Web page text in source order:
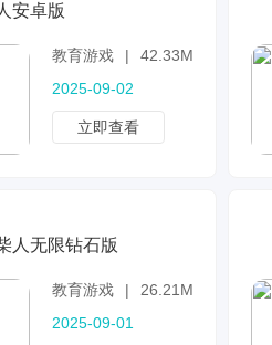
安卓版
教育游戏 |
42.33MB
2025-09-02
立即查看
人无限钻石版
教育游戏 |
26.21MB
2025-09-01